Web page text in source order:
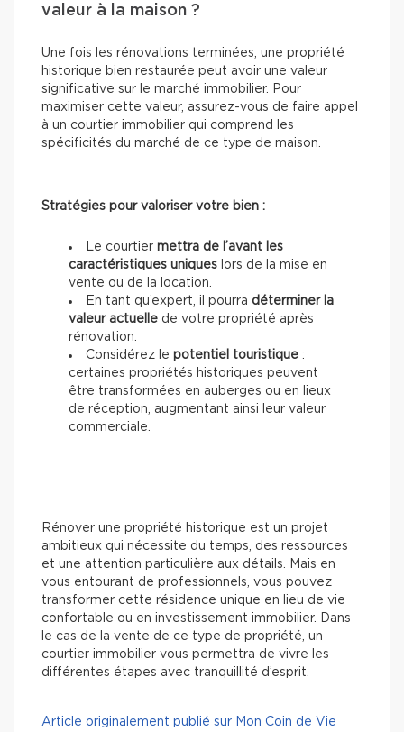
valeur à la maison ?
Une fois les rénovations terminées, une propriété
historique bien restaurée peut avoir une valeur
significative sur le marché immobilier. Pour
maximiser cette valeur, assurez-vous de faire appel
à un courtier immobilier qui comprend les
spécificités du marché de ce type de maison.
Stratégies pour valoriser votre bien :
Le courtier mettra de l’avant les
caractéristiques uniques lors de la mise en
vente ou de la location.
En tant qu’expert, il pourra déterminer la
valeur actuelle de votre propriété après
rénovation.
Considérez le potentiel touristique :
certaines propriétés historiques peuvent
être transformées en auberges ou en lieux
de réception, augmentant ainsi leur valeur
commerciale.
Rénover une propriété historique est un projet
ambitieux qui nécessite du temps, des ressources
et une attention particulière aux détails. Mais en
vous entourant de professionnels, vous pouvez
transformer cette résidence unique en lieu de vie
confortable ou en investissement immobilier. Dans
le cas de la vente de ce type de propriété, un
courtier immobilier vous permettra de vivre les
différentes étapes avec tranquillité d’esprit.
Article originalement publié sur Mon Coin de Vie